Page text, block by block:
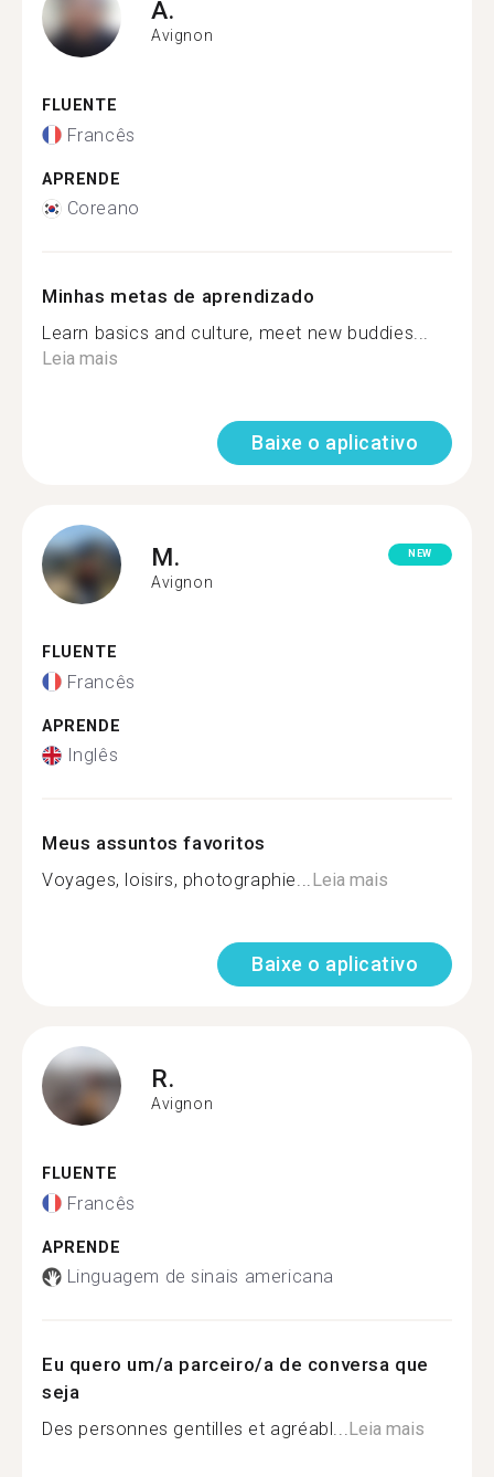
A.
Avignon
FLUENTE
Francês
APRENDE
Coreano
Minhas metas de aprendizado
Learn basics and culture, meet new buddies...
Leia mais
Baixe o aplicativo
M.
Avignon
NEW
FLUENTE
Francês
APRENDE
Inglês
Meus assuntos favoritos
Voyages, loisirs, photographie...Leia mais
Baixe o aplicativo
R.
Avignon
FLUENTE
Francês
APRENDE
Linguagem de sinais americana
Eu quero um/a parceiro/a de conversa que
seja
Des personnes gentilles et agréabl...Leia mais